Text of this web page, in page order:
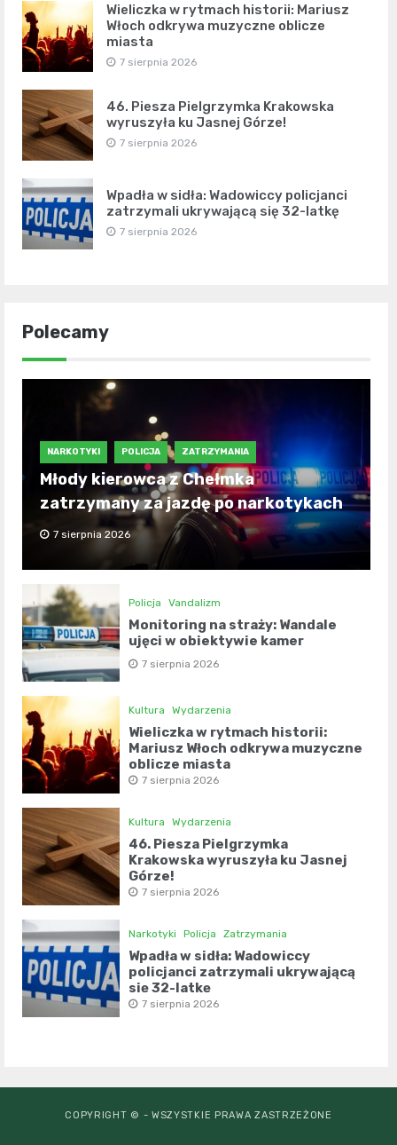
Wieliczka w rytmach historii: Mariusz
Włoch odkrywa muzyczne oblicze
miasta
7 sierpnia 2026
46. Piesza Pielgrzymka Krakowska
wyruszyła ku Jasnej Górze!
7 sierpnia 2026
Wpadła w sidła: Wadowiccy policjanci
zatrzymali ukrywającą się 32-latkę
7 sierpnia 2026
Polecamy
NARKOTYKI POLICJA ZATRZYMANIA
Młody kierowca z Chełmka
zatrzymany za jazdę po narkotykach
7 sierpnia 2026
Policja Vandalizm
Monitoring na straży: Wandale
ujęci w obiektywie kamer
7 sierpnia 2026
Kultura Wydarzenia
Wieliczka w rytmach historii:
Mariusz Włoch odkrywa muzyczne
oblicze miasta
7 sierpnia 2026
Kultura Wydarzenia
46. Piesza Pielgrzymka
Krakowska wyruszyła ku Jasnej
Górze!
7 sierpnia 2026
Narkotyki Policja Zatrzymania
Wpadła w sidła: Wadowiccy
policjanci zatrzymali ukrywającą
się 32-latkę
7 sierpnia 2026
COPYRIGHT © - WSZYSTKIE PRAWA ZASTRZEŻONE